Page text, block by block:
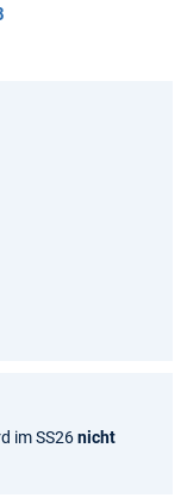
im SS26nicht